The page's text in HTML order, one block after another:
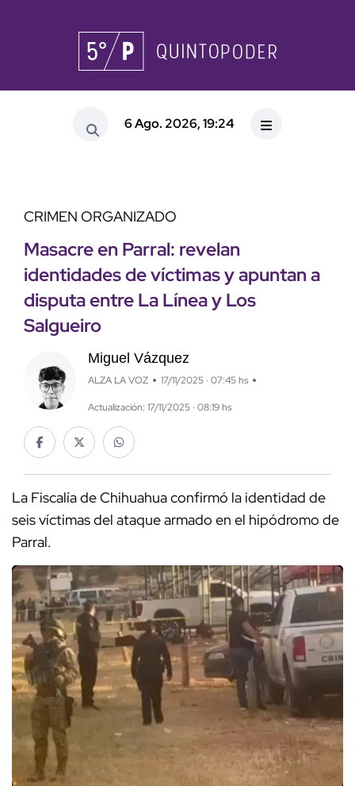
6 Ago. 2026, 19:24
CRIMEN ORGANIZADO
Masacre en Parral: revelan
identidades de víctimas y apuntan a
disputa entre La Línea y Los
Salgueiro
Miguel Vázquez
ALZA LA VOZ 17/11/2025 · 07:45 hs
Actualización: 17/11/2025 · 08:19 hs
La Fiscalía de Chihuahua confirmó la identidad de
seis víctimas del ataque armado en el hipódromo de
Parral.